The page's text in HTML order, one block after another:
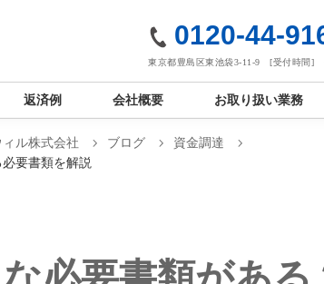
0120-44-
東京都豊島区東池袋3-11-9 [受付時間]
返済例 会社概要 お取り扱い業務
ル株式会社 ブログ
資金調達
要書類を解説